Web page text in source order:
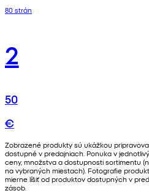
80 strán
2
50
€
Zobrazené produkty sú ukážkou
dostupné v predajniach. Ponuka v
ceny, množstva a dostupnosti sortimentu
na vybraných miestach). Fotografie
mierne líšiť od produktov dostupných v
zásob.